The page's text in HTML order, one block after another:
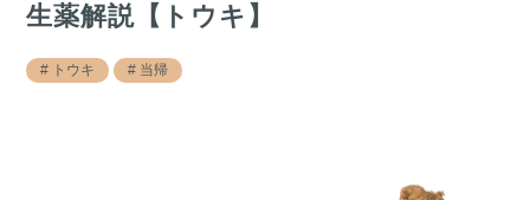
生薬解説【トウキ】
トウキ 当帰